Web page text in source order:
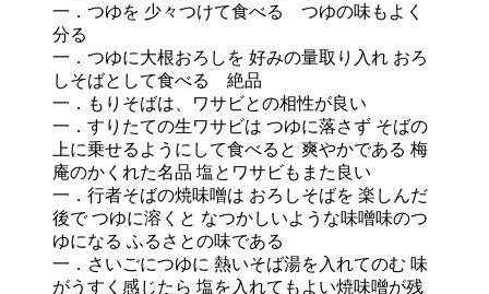
一．つゆを 少々つけて食べる つゆの味もよく
分る
一．つゆに大根おろしを 好みの量取り入れ おろ
しそばとして食べる 絶品
一．もりそばは、ワサビとの相性が良い
一．すりたての生ワサビは つゆに落さず そばの
上に乗せるようにして食べると 爽やかである 梅
庵のかくれた名品 塩とワサビもまた良い
一．行者そばの焼味噌は おろしそばを 楽しんだ
後で つゆに溶くと なつかしいような味噌味のつ
ゆになる ふるさとの味である
一．さいごにつゆに 熱いそば湯を入れてのむ 味
がうすく感じたら 塩を入れてもよい焼味噌が残